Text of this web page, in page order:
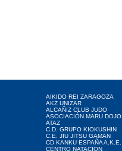
AIKIDO REI ZARAGOZA
AKZ UNIZAR
ALCAÑIZ CLUB JUDO
ASOCIACIÓN MARU DOJO
ATAZ
C.D. GRUPO KIOKUSHIN
C.E. JIU JITSU GAMAN
CD KANKU ESPAÑA A.K.E.
CENTRO NATACION